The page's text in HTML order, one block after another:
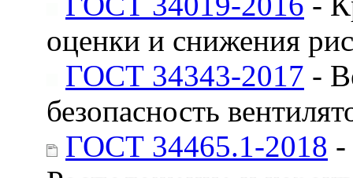
оценки и снижения
ГОСТ 34343-2017 -
безопасность
ГОСТ 34465.1-2018 -